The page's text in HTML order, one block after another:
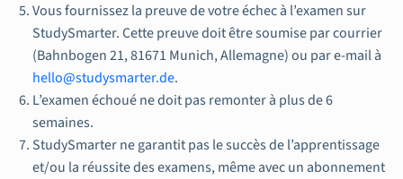
Vous fournissez la preuve de votre échec à l’examen sur
StudySmarter. Cette preuve doit être soumise par courrier
(Bahnbogen 21, 81671 Munich, Allemagne) ou par e-mail à
hello@studysmarter.de.
L’examen échoué ne doit pas remonter à plus de 6
semaines.
StudySmarter ne garantit pas le succès de l’apprentissage
et/ou la réussite des examens, même avec un abonnement